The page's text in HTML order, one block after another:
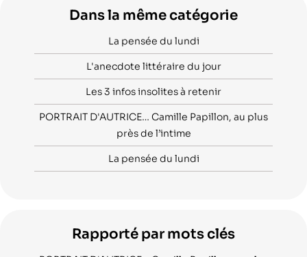
Dans la même catégorie
La pensée du lundi
L'anecdote littéraire du jour
Les 3 infos insolites à retenir
PORTRAIT D'AUTRICE… Camille Papillon, au plus
près de l’intime
La pensée du lundi
Rapporté par mots clés